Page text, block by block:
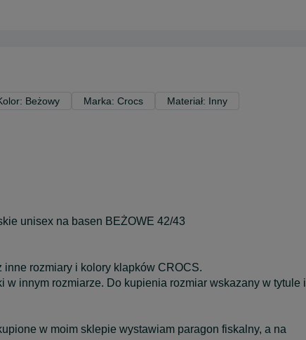
Beżowy Marka: Crocs Materiał: Inny
unisex na basen BEŻOWE 42/43
rozmiary i kolory klapków CROCS.
innym rozmiarze. Do kupienia rozmiar wskazany w tytule i
w moim sklepie wystawiam paragon fiskalny, a na